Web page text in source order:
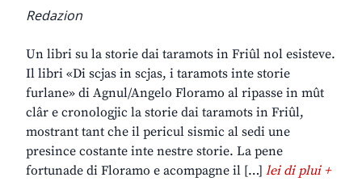
Redazion
Un libri su la storie dai taramots in Friûl nol esisteve.
Il libri «Di scjas in scjas, i taramots inte storie
furlane» di Agnul/Angelo Floramo al ripasse in mût
clâr e cronologjic la storie dai taramots in Friûl,
mostrant tant che il pericul sismic al sedi une
presince costante inte nestre storie. La pene
fortunade di Floramo e acompagne il […] lei di plui +